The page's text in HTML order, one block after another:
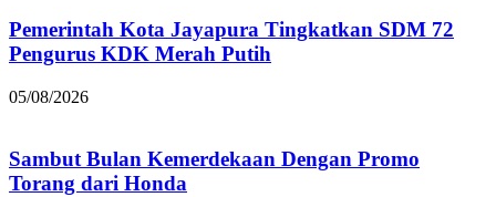
Pemerintah Kota Jayapura Tingkatkan SDM 72
Pengurus KDK Merah Putih
05/08/2026
Sambut Bulan Kemerdekaan Dengan Promo
Torang dari Honda